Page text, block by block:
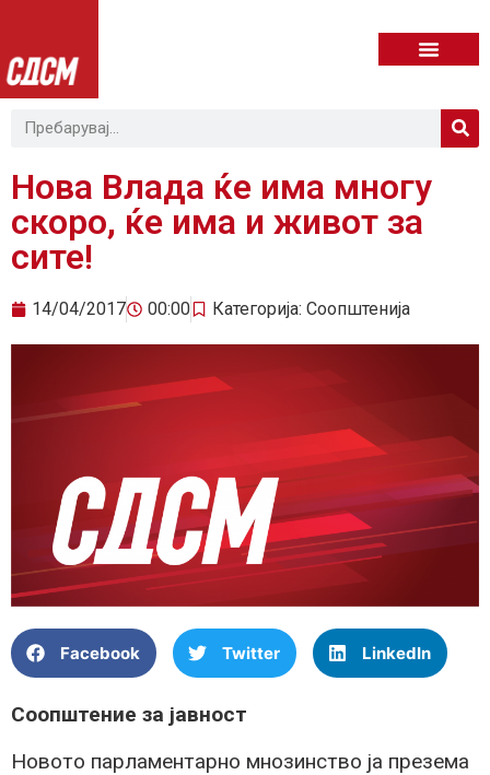
Нова Влада ќе има многу
скоро, ќе има и живот за
сите!
14/04/2017 00:00 Категорија: Соопштенија
Facebook Twitter LinkedIn
Соопштение за јавност
Новото парламентарно мнозинство ја презема